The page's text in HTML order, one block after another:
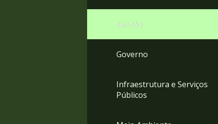
Gestão
Governo
Infraestrutura e Serviços
Públicos